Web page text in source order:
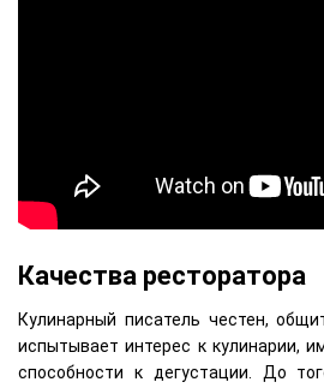
Качества ресторатора
Кулинарный писатель честен,
испытывает интерес к кулинарии,
способности к дегустации. До